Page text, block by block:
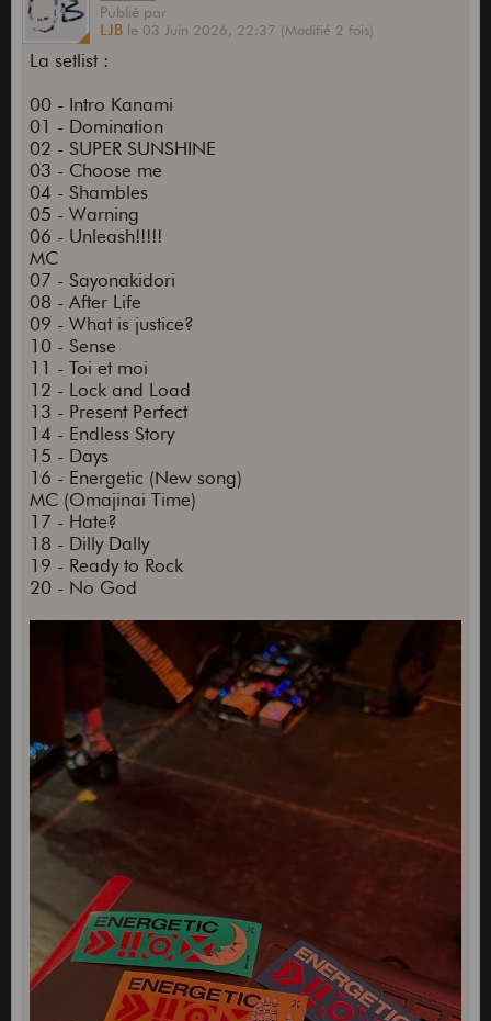
Publié par
LJB le 03 Juin 2026, 22:37 (Modifié 2 fois)
La setlist :
00 - Intro Kanami
01 - Domination
02 - SUPER SUNSHINE
03 - Choose me
04 - Shambles
05 - Warning
06 - Unleash!!!!!
MC
07 - Sayonakidori
08 - After Life
09 - What is justice?
10 - Sense
11 - Toi et moi
12 - Lock and Load
13 - Present Perfect
14 - Endless Story
15 - Days
16 - Energetic (New song)
MC (Omajinai Time)
17 - Hate?
18 - Dilly Dally
19 - Ready to Rock
20 - No God